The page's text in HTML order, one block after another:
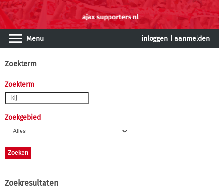
Menu inloggen aanmelden
Zoekterm
Zoekterm
Zoekgebied
Zoekresultaten